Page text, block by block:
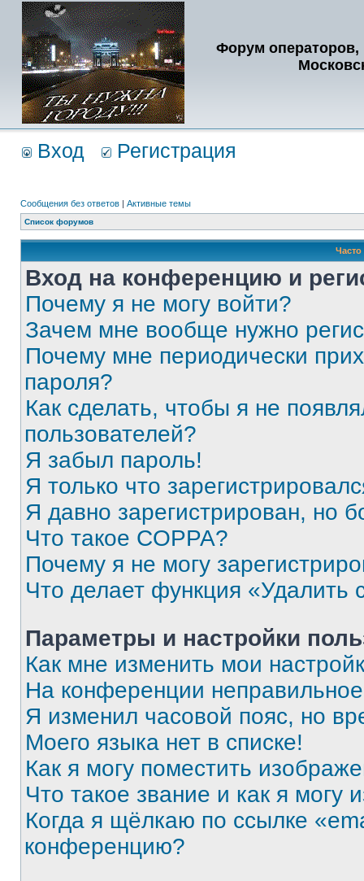
Форум операторов,
Вход Регистрация
Сообщения без ответов | Активные темы
Список форумов
Вход на конференцию и
Почему я не могу войти?
Зачем мне вообще нужно
Почему мне периодически
пароля?
Как сделать, чтобы я не
пользователей?
Я забыл пароль!
Я только что
Я давно зарегистрирован, но
Что такое COPPA?
Почему я не могу
Что делает функция «Удалить
Параметры и настройки
Как мне изменить мои
На конференции
Я изменил часовой пояс, но
Моего языка нет в списке!
Как я могу поместить
Что такое звание и как я могу
Когда я щёлкаю по ссылке
конференцию?